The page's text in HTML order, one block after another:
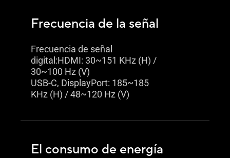
Frecuencia de la señal
Frecuencia de señal
digital:HDMI: 30~151 KHz (H) /
30~100 Hz (V)
USB-C, DisplayPort: 185~185
KHz (H) / 48~120 Hz (V)
El consumo de energía